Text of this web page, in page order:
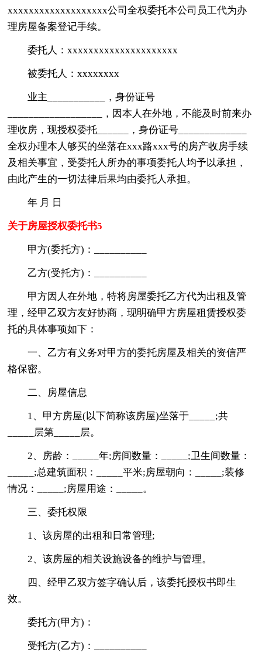
xxxxxxxxxxxxxxxxxxx公司全权委托本公司员工代为办
理房屋备案登记手续。
委托人：xxxxxxxxxxxxxxxxxxxxx
被委托人：xxxxxxxx
业主___________，身份证号
__________________，因本人在外地，不能及时前来办
理收房，现授权委托______，身份证号_____________
全权办理本人够买的坐落在xxx路xxx号的房产收房手续
及相关事宜，受委托人所办的事项委托人均予以承担，
由此产生的一切法律后果均由委托人承担。
年 月 日
关于房屋授权委托书5
甲方(委托方)：__________
乙方(受托方)：__________
甲方因人在外地，特将房屋委托乙方代为出租及管
理，经甲乙双方友好协商，现明确甲方房屋租赁授权委
托的具体事项如下：
一、乙方有义务对甲方的委托房屋及相关的资信严
格保密。
二、房屋信息
1、甲方房屋(以下简称该房屋)坐落于_____;共
_____层第_____层。
2、房龄：_____年;房间数量：_____;卫生间数量：
_____;总建筑面积：_____平米;房屋朝向：_____;装修
情况：_____;房屋用途：_____。
三、委托权限
1、该房屋的出租和日常管理;
2、该房屋的相关设施设备的维护与管理。
四、经甲乙双方签字确认后，该委托授权书即生
效。
委托方(甲方)：
受托方(乙方)：__________